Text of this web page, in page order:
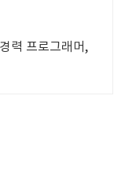
력 프로그래머,